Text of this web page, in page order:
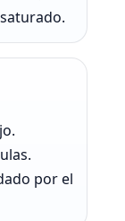
por el